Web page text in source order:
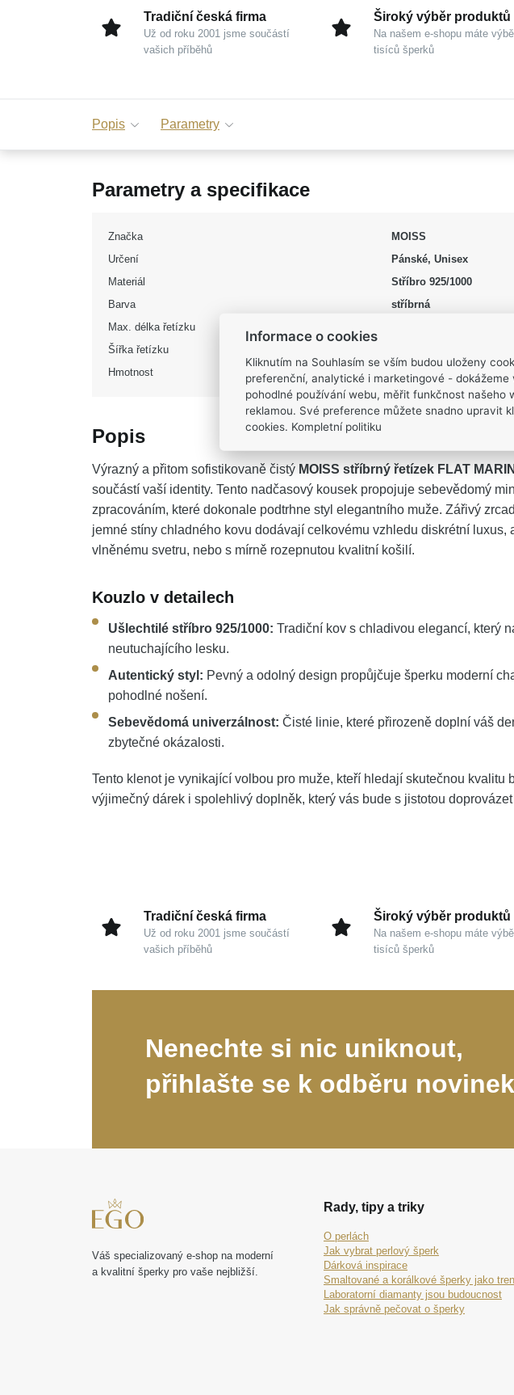
Tradiční česká firma
Už od roku 2001 jsme součástí
vašich příběhů
Široký výběr produktů
Na našem e-shopu máte
tisíců šperků
Popis Parametry
Parametry a specifikace
Značka
MOISS
Určení
Pánské, Unisex
Materiál
Stříbro 925/1000
Barva
stříbrná
Max. délka řetízku
Šířka řetízku
Hmotnost
5,7 g
Popis
Výrazný a přitom sofistikovaně čistý MOISS stříbrný řetízek FLAT
součástí vaší identity. Tento nadčasový kousek propojuje sebevědomý
zpracováním, které dokonale podtrhne styl elegantního muže. Zářivý
jemné stíny chladného kovu dodávají celkovému vzhledu diskrétní luxus,
vlněnému svetru, nebo s mírně rozepnutou kvalitní košilí.
Kouzlo v detailech
Ušlechtilé stříbro 925/1000: Tradiční kov s chladivou elegancí, který
neutuchajícího lesku.
Autentický styl: Pevný a odolný design propůjčuje šperku moderní
pohodlné nošení.
Sebevědomá univerzálnost: Čisté linie, které přirozeně doplní váš
zbytečné okázalosti.
Tento klenot je vynikající volbou pro muže, kteří hledají skutečnou kvalitu
výjimečný dárek i spolehlivý doplněk, který vás bude s jistotou
Tradiční česká firma
Už od roku 2001 jsme součástí
vašich příběhů
Široký výběr produktů
Na našem e-shopu máte
tisíců šperků
Nenechte si nic uniknout,
přihlašte se k odběru
Váš specializovaný e-shop na moderní
a kvalitní šperky pro vaše nejbližší.
Rady, tipy a triky
O perlách
Jak vybrat perlový šperk
Dárková inspirace
Smaltované a korálkové šperky jako
Laboratorní diamanty jsou budoucnost
Jak správně pečovat o šperky
Informace o cookies
Kliknutím na Souhlasím se vším budou uloženy
preferenční, analytické i marketingové - dokážeme
pohodlné používání webu, měřit funkčnost našeho
reklamou. Své preference můžete snadno upravit
cookies. Kompletní politiku